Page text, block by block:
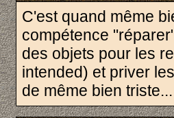
C'est quand même
compétence
des objets pour les
intended) et priver
de même bien